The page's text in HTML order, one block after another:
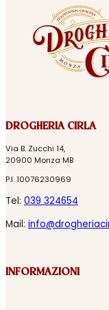
DROGHERIA CIRLA
Via B. Zucchi 14,
20900 Monza MB
P.I. 10076230969
Tel: 039 324654
Mail:
INFORMAZIONI